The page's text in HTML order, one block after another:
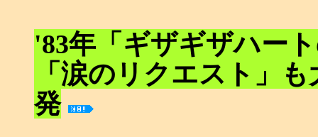
'83年「ギザギザハー
「涙のリクエスト」
発